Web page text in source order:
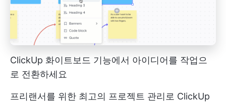
ClickUp 화이트보드 기능에서 아이디어를 작업으
로 전환하세요
프리랜서를 위한 최고의 프로젝트 관리로 ClickUp